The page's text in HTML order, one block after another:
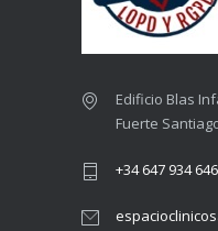
Edificio Blas
Fuerte
+34 647 934 646